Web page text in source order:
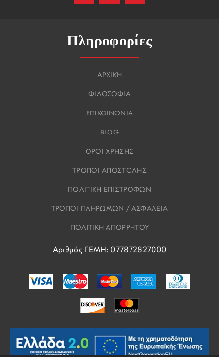
Πληροφορίες
ΑΡΧΙΚΗ
ΦΙΛΟΣΟΦΙΑ
ΕΠΙΚΟΙΝΩΝΙΑ
BLOG
ΟΡΟΙ ΧΡΗΣΗΣ
ΤΡΟΠΟΙ ΑΠΟΣΤΟΛΗΣ
ΠΟΛΙΤΙΚΗ ΕΠΙΣΤΡΟΦΩΝ
ΤΡΟΠΟΙ ΠΛΗΡΩΜΩΝ / ΑΣΦΑΛΕΙΑ
ΠΟΛΙΤΙΚΗ ΑΠΟΡΡΗΤΟΥ
Αριθμός ΓΕΜΗ: 077872827000